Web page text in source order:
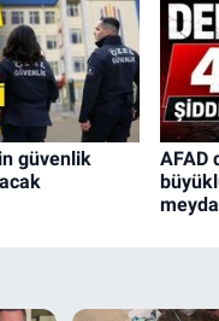
güvenlik
AFAD